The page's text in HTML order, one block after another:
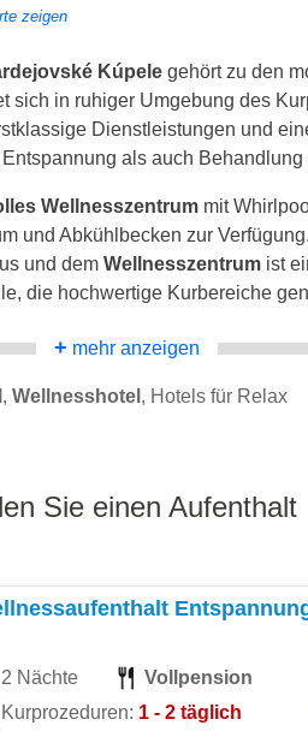
zeigen
Kúpele gehört zu den
sich in ruhiger Umgebung des
Dienstleistungen und
als auch Behandlung
Wellnesszentrum mit
und Abkühlbecken zur
und dem Wellnesszentrum ist
die hochwertige Kurbereiche
+ mehr anzeigen
, Wellnesshotel , Hotels für Relax
Sie einen Aufenthalt
2 Nächte
Vollpension
Kurprozeduren: 1 - 2 täglich